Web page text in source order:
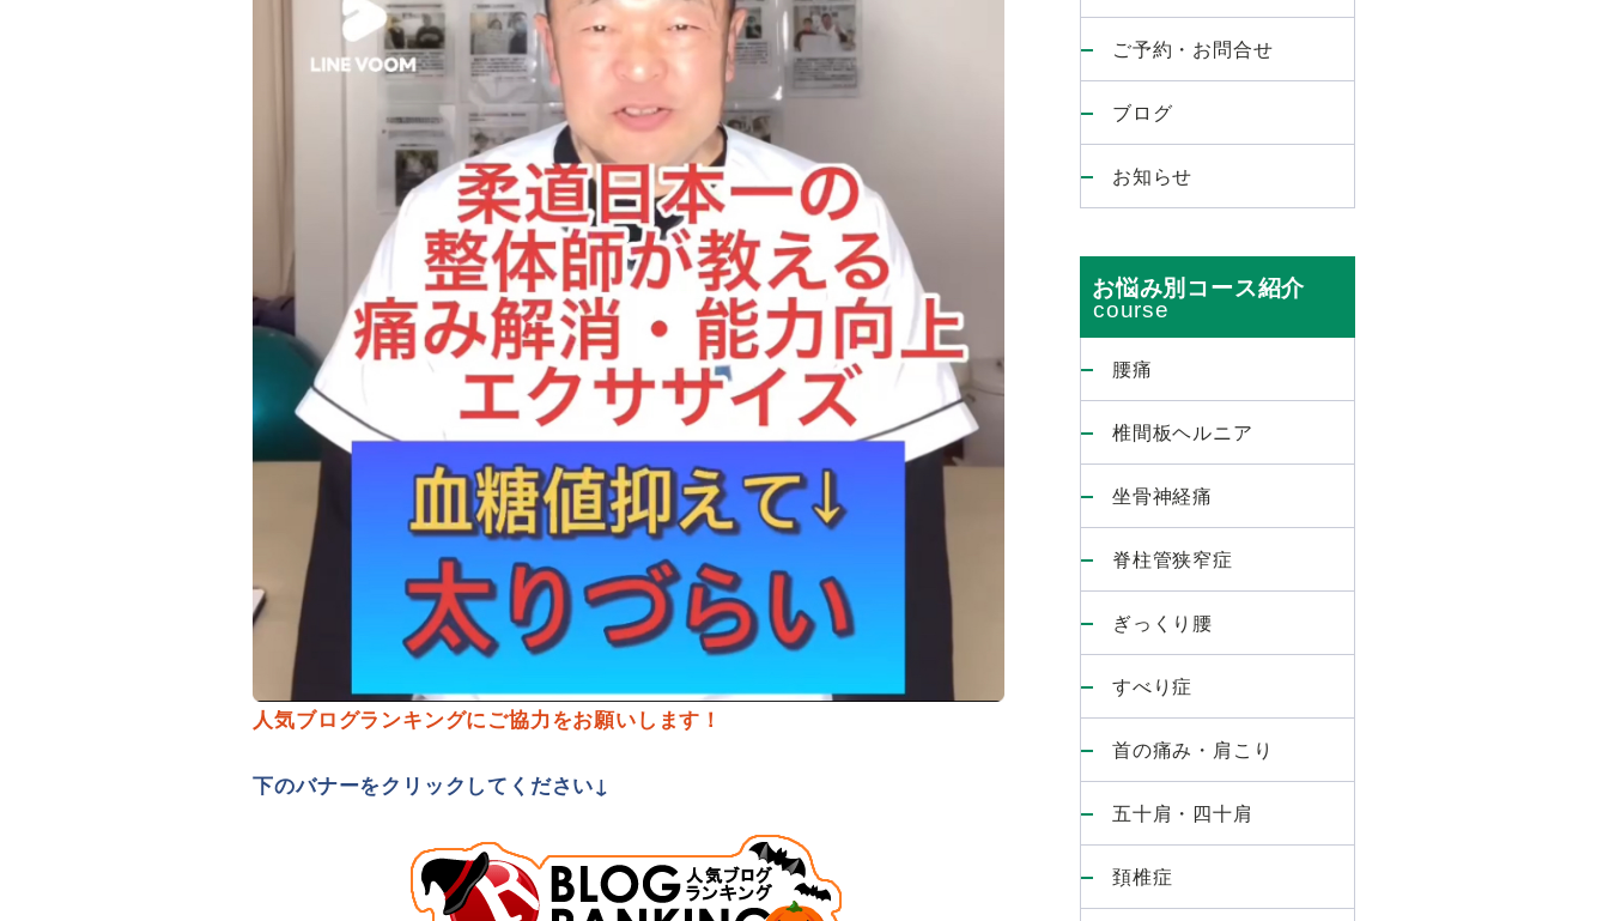
人気ブログランキングにご協力をお願いします！
下のバナーをクリックしてください↓
ご予約・お問合せ
ブログ
お知らせ
お悩み別コース紹介
腰痛
椎間板ヘルニア
坐骨神経痛
脊柱管狭窄症
ぎっくり腰
すべり症
首の痛み・肩こり
五十肩・四十肩
頚椎症